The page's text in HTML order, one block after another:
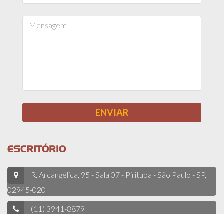
ESCRITÓRIO
R. Arcangélica, 95 - Sala 07 - Pirituba - São Paulo - SP,
02945-020
(11) 3941-8879